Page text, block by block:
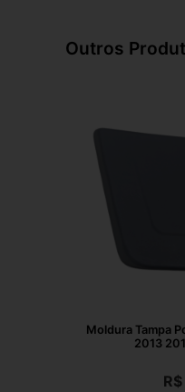
Outros
Moldura Tampa
2013
R$